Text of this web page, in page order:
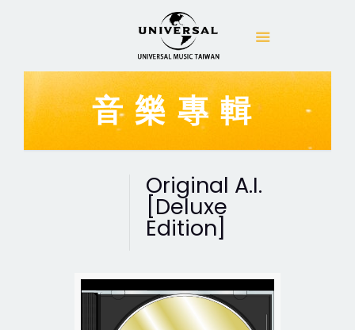
音樂專輯
Original A.I.
[Deluxe
Edition]